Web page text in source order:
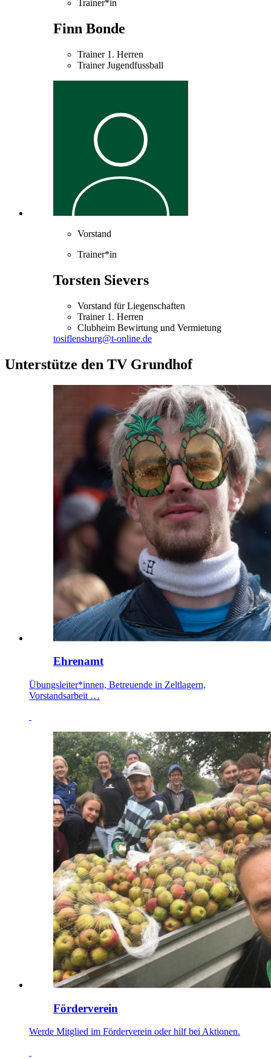
Trainer*in
Finn Bonde
Trainer 1. Herren
Trainer Jugendfussball
Vorstand
Trainer*in
Torsten Sievers
Vorstand für Liegenschaften
Trainer 1. Herren
Clubheim Bewirtung und Vermietung
tosiflensburg@t-online.de
Unterstütze den TV Grundhof
Ehrenamt
Übungsleiter*innen, Betreuende in Zeltlagern,
Vorstandsarbeit …
Förderverein
Werde Mitglied im Förderverein oder hilf bei Aktionen.